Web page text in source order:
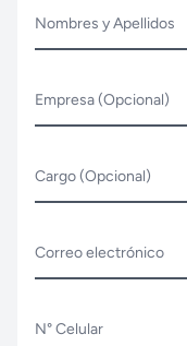
Nombres y Apellidos
Empresa (Opcional)
Cargo (Opcional)
Correo electrónico
N° Celular